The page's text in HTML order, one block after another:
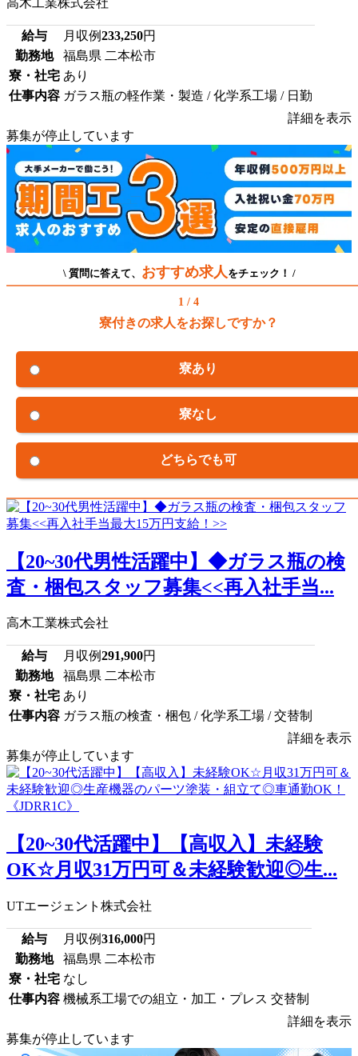
給与 月収例233,250円
勤務地
福島県 二本松市
寮・社宅 あり
仕事内容 ガラス瓶の軽作業・製造 / 化学系工場 / 日勤
詳細を表示
募集が停止しています
\ 質問に答えて、 おすすめ求人 をチェック！ /
1 / 4
寮付きの求人をお探しですか？
寮あり
寮なし
どちらでも可
【20~30代男性活躍中】◆ガラス瓶の検
査・梱包スタッフ募集<<再入社手当...
高木工業株式会社
給与 月収例291,900円
勤務地
福島県 二本松市
寮・社宅 あり
仕事内容 ガラス瓶の検査・梱包 / 化学系工場 / 交替制
詳細を表示
募集が停止しています
【20~30代活躍中】【高収入】未経験
OK☆月収31万円可＆未経験歓迎◎生...
UTエージェント株式会社
給与 月収例316,000円
勤務地
福島県 二本松市
寮・社宅 なし
仕事内容 機械系工場での組立・加工・プレス 交替制
詳細を表示
募集が停止しています